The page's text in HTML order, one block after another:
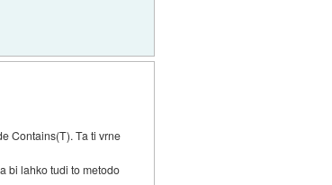
Contains(T). Ta ti vrne
bi lahko tudi to metodo